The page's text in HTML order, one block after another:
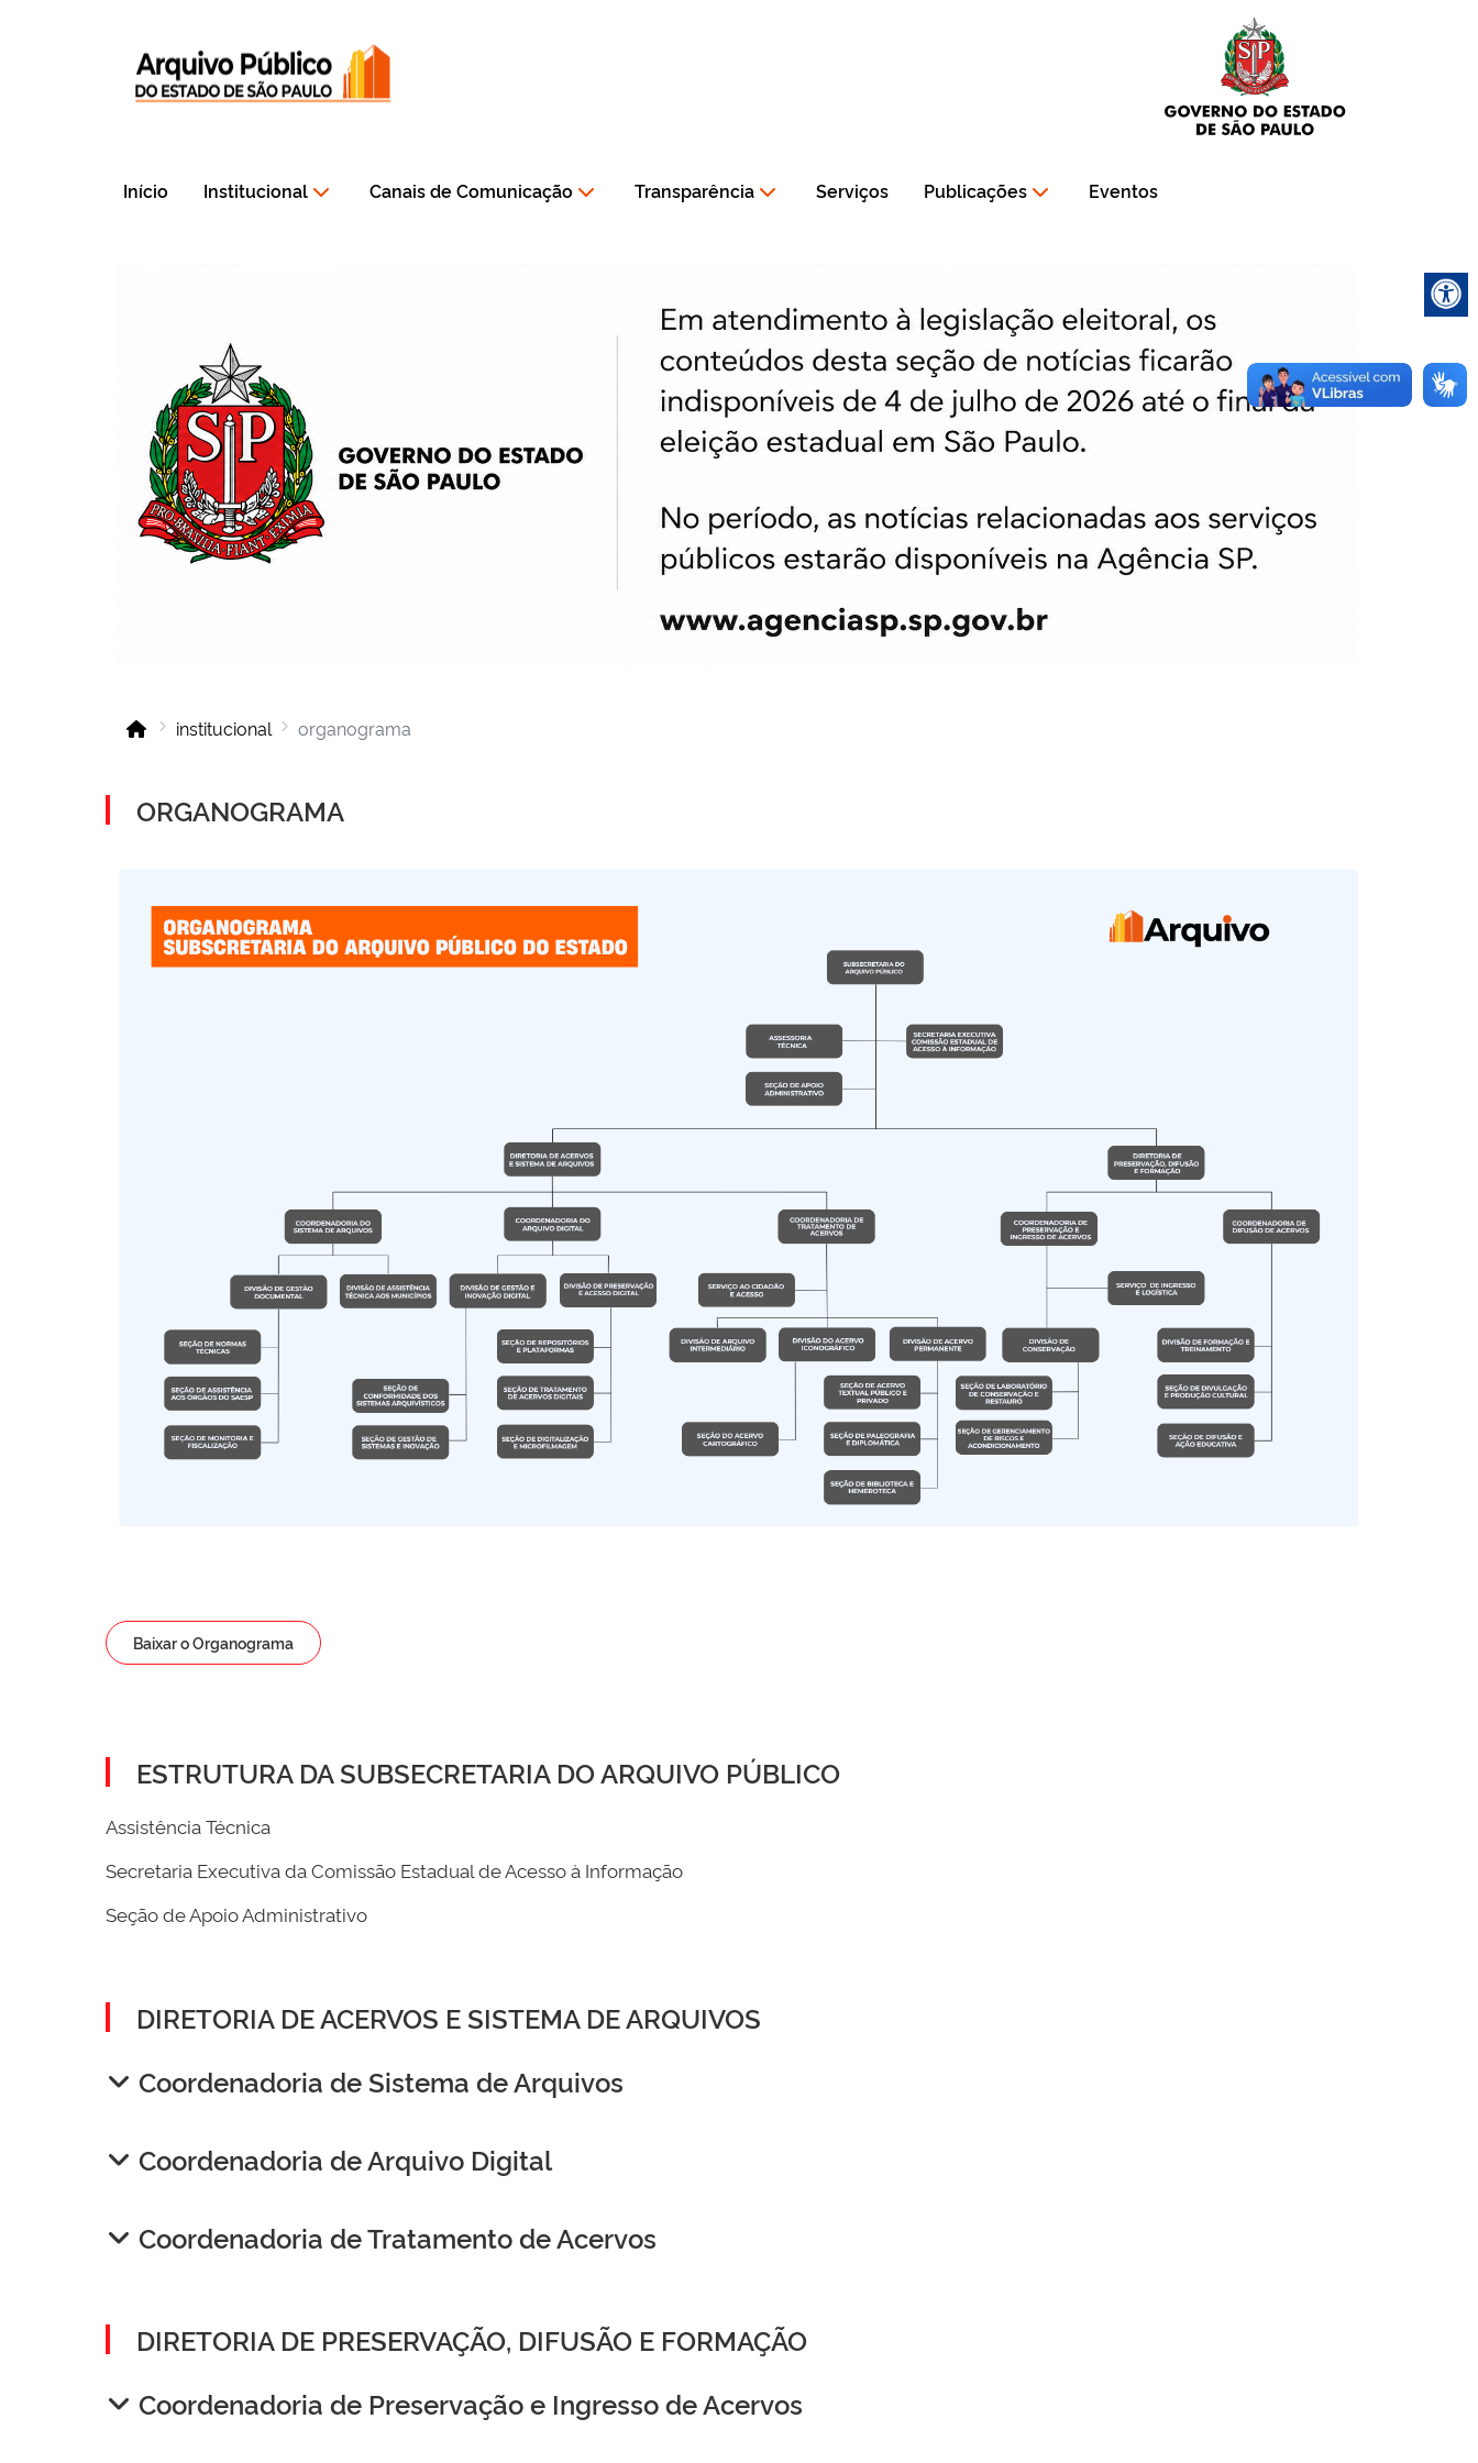
Início Institucional Canais de Comunicação Transparência Serviços Publicações Eventos
institucional organograma
ORGANOGRAMA
Baixar o Organograma
ESTRUTURA DA SUBSECRETARIA DO ARQUIVO PÚBLICO
Assistência Técnica
Secretaria Executiva da Comissão Estadual de Acesso à Informação
Seção de Apoio Administrativo
DIRETORIA DE ACERVOS E SISTEMA DE ARQUIVOS
Coordenadoria de Sistema de Arquivos
Coordenadoria de Arquivo Digital
Coordenadoria de Tratamento de Acervos
DIRETORIA DE PRESERVAÇÃO, DIFUSÃO E FORMAÇÃO
Coordenadoria de Preservação e Ingresso de Acervos